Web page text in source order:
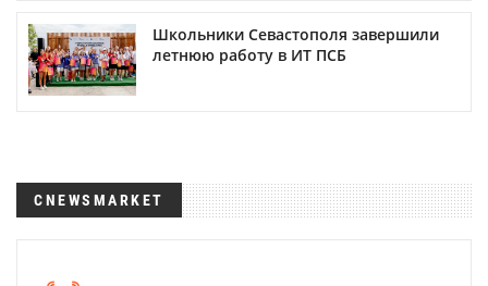
Школьники Севастополя завершили
летнюю работу в ИТ ПСБ
CNEWSMARKET